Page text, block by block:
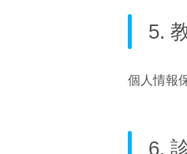
5.
個人情報
6.